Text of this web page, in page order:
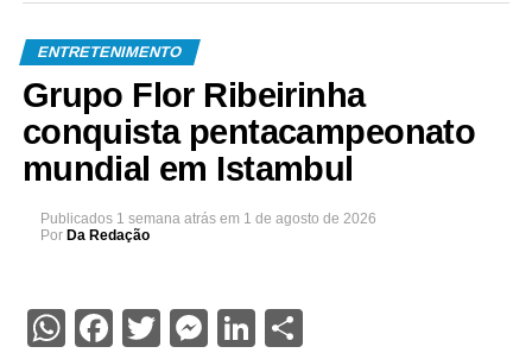
ENTRETENIMENTO
Grupo Flor Ribeirinha
conquista pentacampeonato
mundial em Istambul
Publicados 1 semana atrás em 1 de agosto de 2026
Por Da Redação
WhatsApp
Facebook
Twitter
Messenger
LinkedIn
Share